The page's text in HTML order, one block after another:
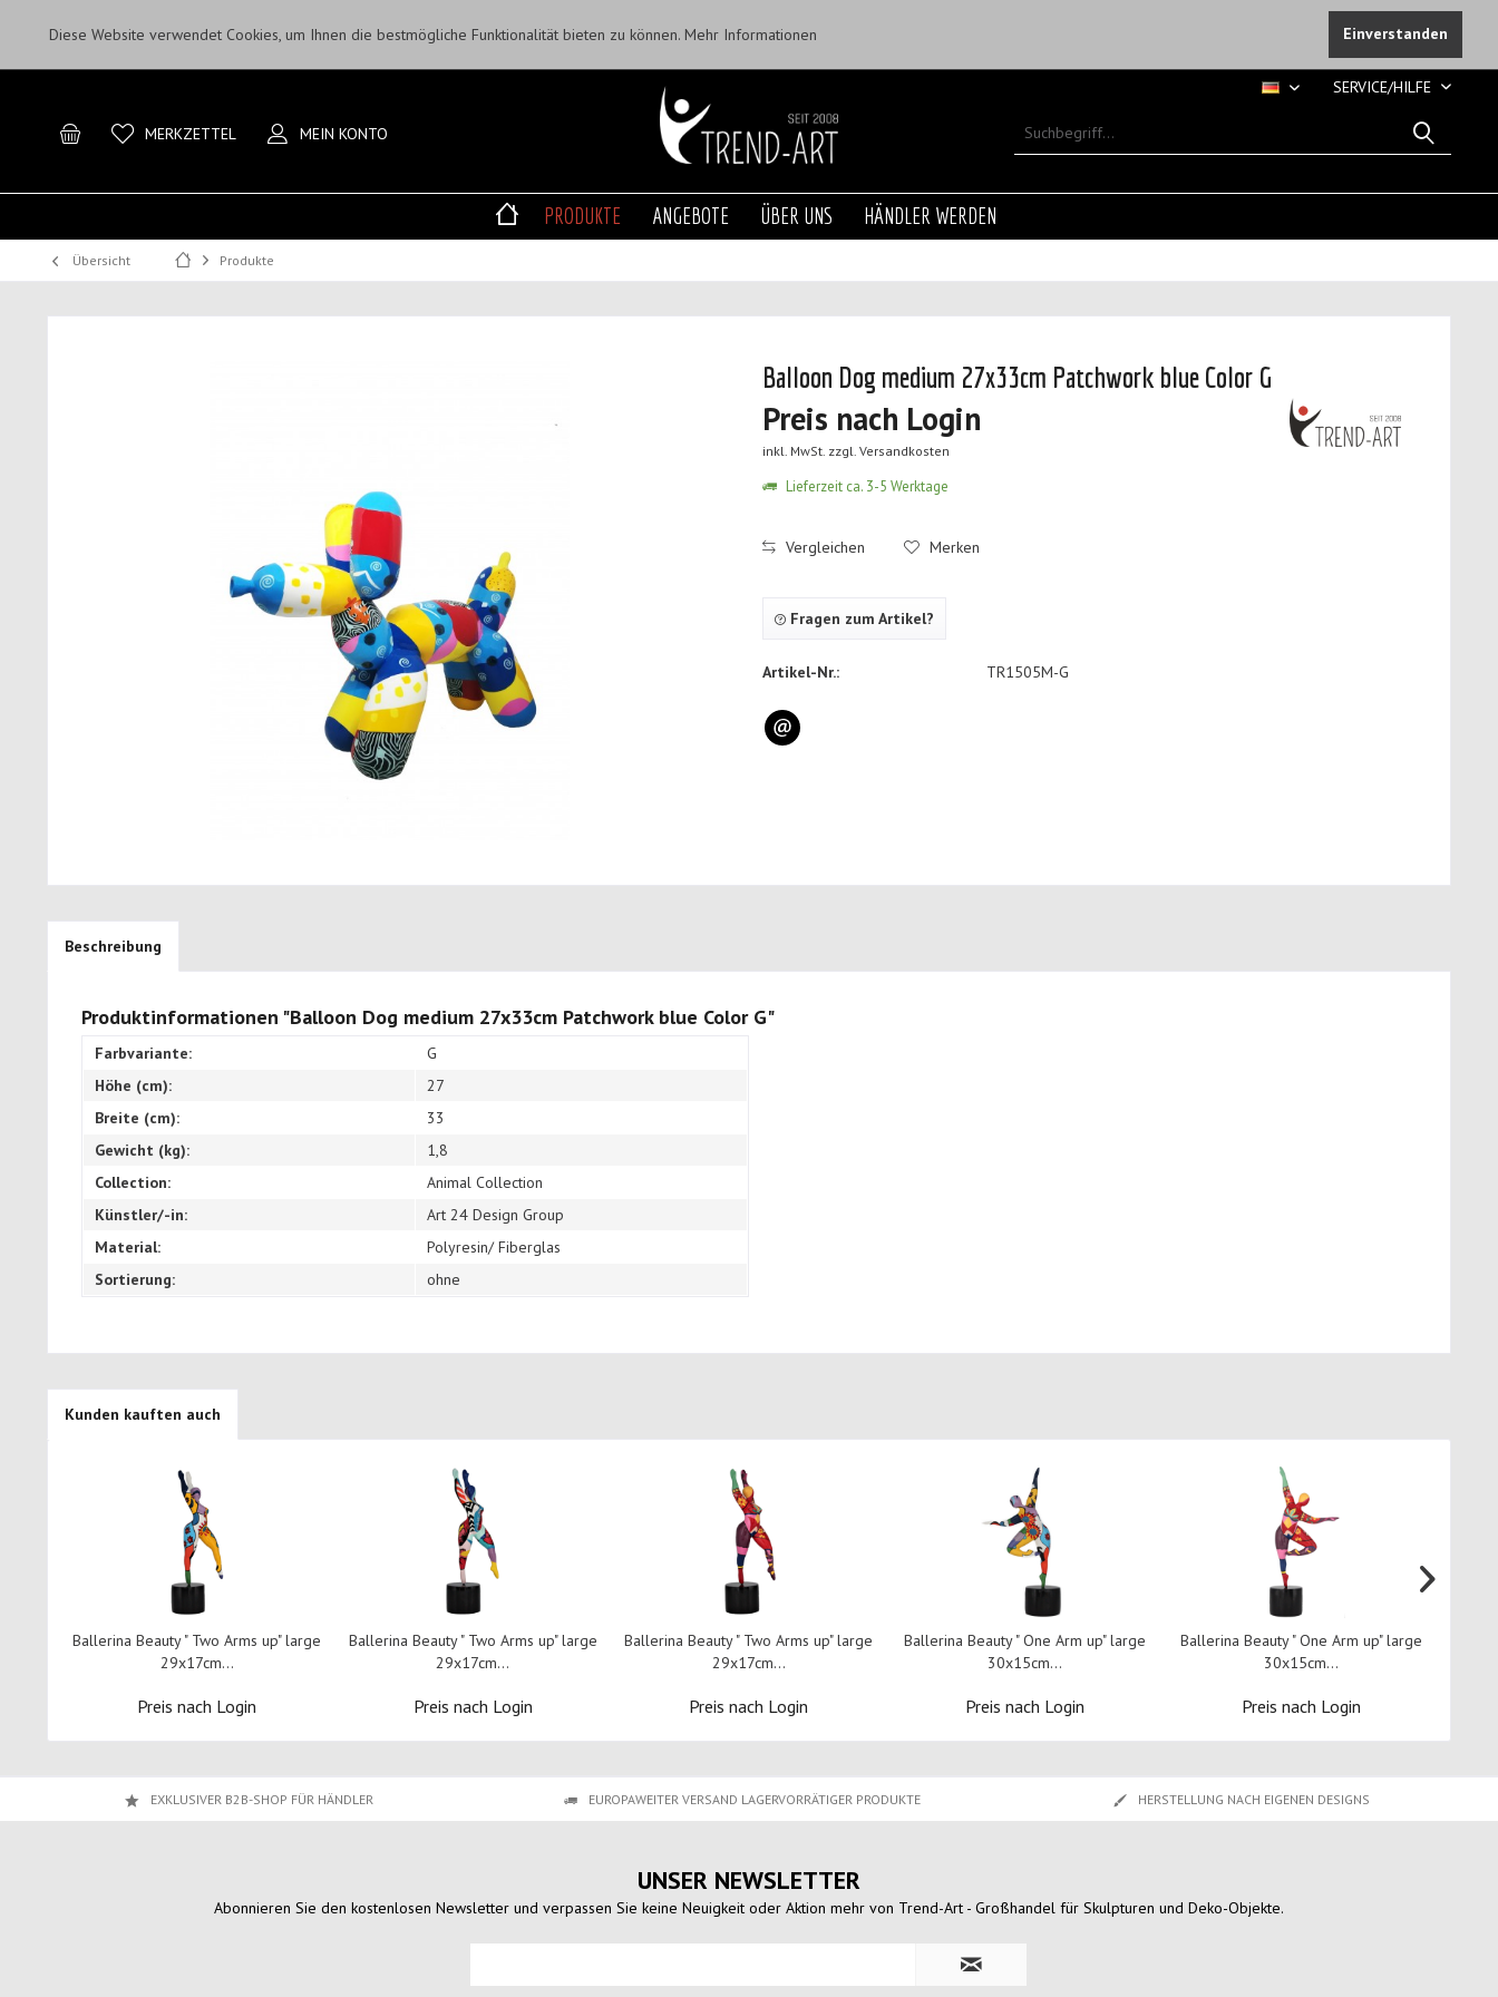
Diese Website verwendet Cookies, um Ihnen die bestmögliche Funktionalität bieten zu können. Mehr Informationen Einverstanden
DE SERVICE/HILFE
MERKZETTEL MEIN KONTO
PRODUKTE ANGEBOTE ÜBER UNS HÄNDLER WERDEN
Übersicht Produkte
Balloon Dog medium 27x33cm Patchwork blue Color G
Preis nach Login
inkl. MwSt. zzgl. Versandkosten
Lieferzeit ca. 3-5 Werktage
Vergleichen Merken
Fragen zum Artikel?
Artikel-Nr.: TR1505M-G
Beschreibung
Produktinformationen "Balloon Dog medium 27x33cm Patchwork blue Color G"
Farbvariante:
G
Höhe (cm):
27
Breite (cm):
33
Gewicht (kg):
1,8
Collection:
Animal Collection
Künstler/-in:
Art 24 Design Group
Material:
Polyresin/ Fiberglas
Sortierung:
ohne
Kunden kauften auch
Ballerina Beauty " Two Arms up" large
29x17cm...
Preis nach Login
Ballerina Beauty " Two Arms up" large
29x17cm...
Preis nach Login
Ballerina Beauty " Two Arms up" large
29x17cm...
Preis nach Login
Ballerina Beauty " One Arm up" large
30x15cm...
Preis nach Login
Ballerina Beauty " One Arm up" large
30x15cm...
Preis nach Login
EXKLUSIVER B2B-SHOP FÜR HÄNDLER EUROPAWEITER VERSAND LAGERVORRÄTIGER PRODUKTE HERSTELLUNG NACH EIGENEN DESIGNS
UNSER NEWSLETTER
Abonnieren Sie den kostenlosen Newsletter und verpassen Sie keine Neuigkeit oder Aktion mehr von Trend-Art - Großhandel für Skulpturen und Deko-Objekte.